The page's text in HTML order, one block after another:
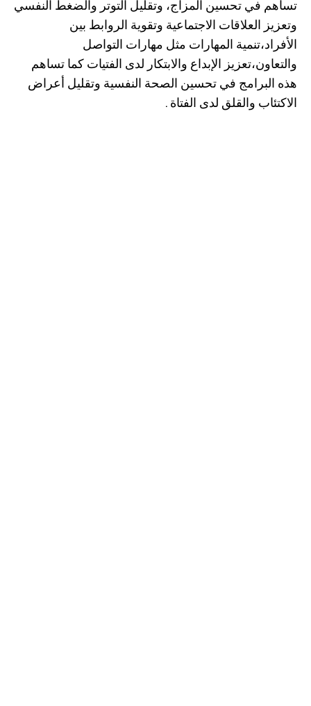
تساهم في تحسين المزاج، وتقليل التوتر والضغط النفسي
وتعزيز العلاقات الاجتماعية وتقوية الروابط بين
الأفراد،تنمية المهارات مثل مهارات التواصل
والتعاون،تعزيز الإبداع والابتكار لدى الفتيات كما تساهم
هذه البرامج في تحسين الصحة النفسية وتقليل أعراض
الاكتئاب والقلق لدى الفتاة .